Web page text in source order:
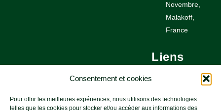
Consentement et cookies
Pour offrir les meilleures expériences, nous utilisons des technologies
telles que les cookies pour stocker et/ou accéder aux informations des
Novembre,
Malakoff,
France
Liens
Nous contacter